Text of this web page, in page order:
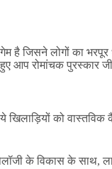
है जिसने लोगों का
हुए आप रोमांचक पुरस्कार
को
के विकास के साथ,